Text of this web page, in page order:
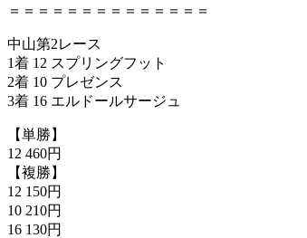
＝＝＝＝＝＝＝＝＝＝＝＝＝＝
中山第2レース
1着 12 スプリングフット
2着 10 プレゼンス
3着 16 エルドールサージュ
【単勝】
12 460円
【複勝】
12 150円
10 210円
16 130円